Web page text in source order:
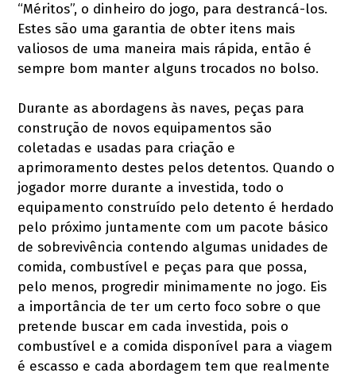
“Méritos”, o dinheiro do jogo, para destrancá-los.
Estes são uma garantia de obter itens mais
valiosos de uma maneira mais rápida, então é
sempre bom manter alguns trocados no bolso.
Durante as abordagens às naves, peças para
construção de novos equipamentos são
coletadas e usadas para criação e
aprimoramento destes pelos detentos. Quando o
jogador morre durante a investida, todo o
equipamento construído pelo detento é herdado
pelo próximo juntamente com um pacote básico
de sobrevivência contendo algumas unidades de
comida, combustível e peças para que possa,
pelo menos, progredir minimamente no jogo. Eis
a importância de ter um certo foco sobre o que
pretende buscar em cada investida, pois o
combustível e a comida disponível para a viagem
é escasso e cada abordagem tem que realmente